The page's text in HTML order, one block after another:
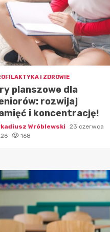
I ZDROWIE
planszowe dla
rozwijaj
i koncentrację!
Wróblewski
23 czerwca
168